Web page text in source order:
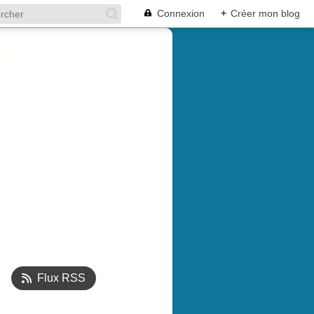
Connexion + Créer mon blog
Flux RSS